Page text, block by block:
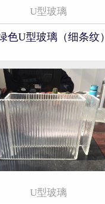
U型玻璃
色U型玻璃（细条纹）
U型玻璃